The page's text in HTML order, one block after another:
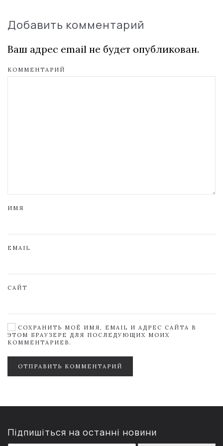
Добавить комментарий
Ваш адрес email не будет опубликован.
КОММЕНТАРИЙ
ИМЯ
EMAIL
САЙТ
СОХРАНИТЬ МОЁ ИМЯ, EMAIL И АДРЕС САЙТА В
ЭТОМ БРАУЗЕРЕ ДЛЯ ПОСЛЕДУЮЩИХ МОИХ
КОММЕНТАРИЕВ.
ОТПРАВИТЬ КОММЕНТАРИЙ
Підпишіться на останні новини